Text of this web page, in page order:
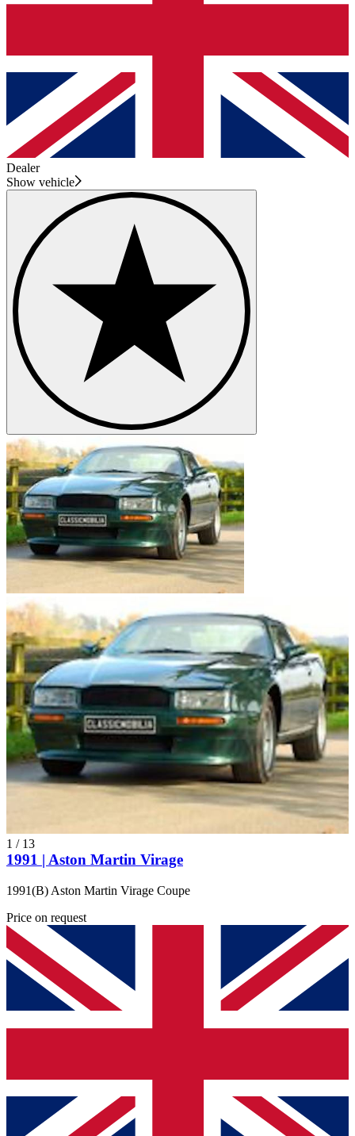
Dealer
Show vehicle
1 / 13
1991 | Aston Martin Virage
1991(B) Aston Martin Virage Coupe
Price on request